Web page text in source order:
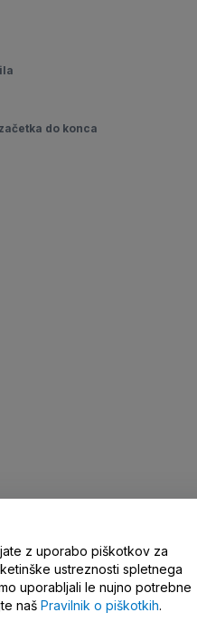
do konca
z nami
z uporabo piškotkov za
ustreznosti spletnega
uporabljali le nujno potrebne
naš Pravilnik o piškotkih.